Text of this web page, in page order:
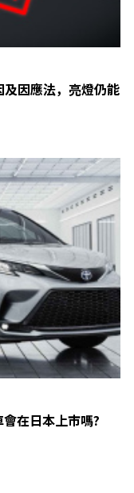
及因應法，亮燈仍能
在日本上市嗎?